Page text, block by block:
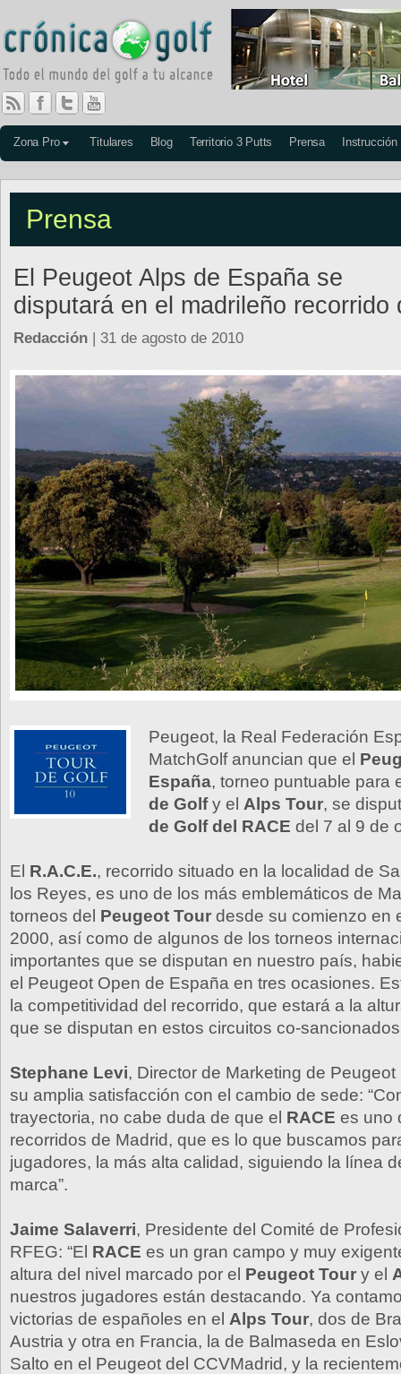
Zona Pro Titulares Blog Territorio 3 Putts Prensa Instrucción
Prensa
El Peugeot Alps de España se
disputará en el madrileño recorrido
Redacción | 31 de agosto de 2010
Peugeot, la Real Federación
MatchGolf anuncian que el
España, torneo puntuable para
de Golfy el Alps Tour, se
de Golf del RACE del 7 al 9 de
El R.A.C.E., recorrido situado en la localidad de
los Reyes, es uno de los más emblemáticos de
torneos del Peugeot Tour desde su comienzo en
2000, así como de algunos de los torneos
importantes que se disputan en nuestro país,
el Peugeot Open de España en tres ocasiones.
la competitividad del recorrido, que estará a la
que se disputan en estos circuitos co-
Stephane Levi, Director de Marketing de
su amplia satisfacción con el cambio de sede:
trayectoria, no cabe duda de que el RACE es uno
recorridos de Madrid, que es lo que buscamos
jugadores, la más alta calidad, siguiendo la línea
marca”.
Jaime Salaverri, Presidente del Comité de
RFEG: “El RACE es un gran campo y muy
altura del nivel marcado por el Peugeot Tour y el
nuestros jugadores están destacando. Ya
victorias de españoles en el Alps Tour, dos de
Austria y otra en Francia, la de Balmaseda en
Salto en el Peugeot del CCVMadrid, y la